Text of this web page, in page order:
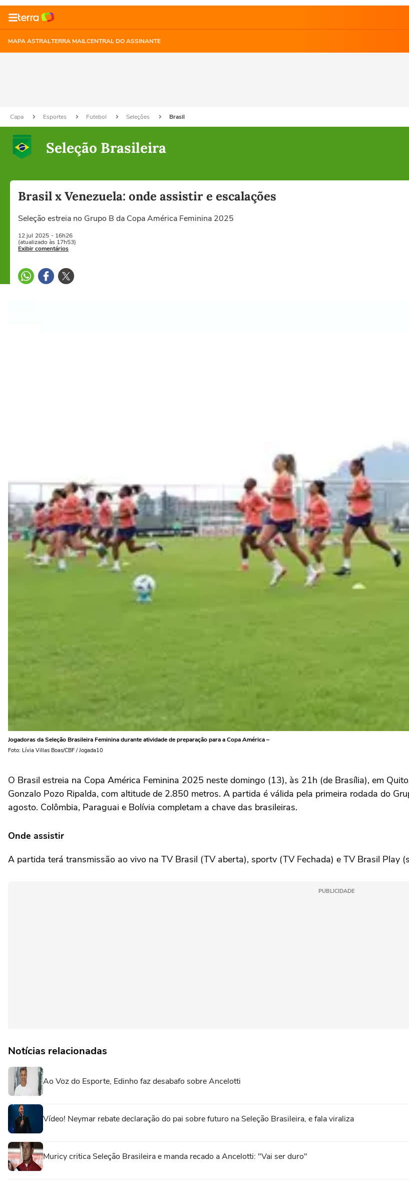
MAPA ASTRALTERRA MAILCENTRAL DO ASSINANTE
Capa Esportes Futebol Seleções Brasil
Seleção Brasileira
Brasil x Venezuela: onde assistir e escalações
Seleção estreia no Grupo B da Copa América Feminina 2025
12 jul 2025 - 16h26
(atualizado às 17h53)
Exibir comentários
Jogadoras da Seleção Brasileira Feminina durante atividade de preparação para a Copa América –
Foto: Lívia Villas Boas/CBF / Jogada10
O Brasil estreia na Copa América Feminina 2025 neste domingo (13), às 21h (de Brasília), em
Gonzalo Pozo Ripalda, com altitude de 2.850 metros. A partida é válida pela primeira rodada do
agosto. Colômbia, Paraguai e Bolívia completam a chave das brasileiras.
Onde assistir
A partida terá transmissão ao vivo na TV Brasil (TV aberta), sportv (TV Fechada) e TV Brasil Play
PUBLICIDADE
Notícias relacionadas
Ao Voz do Esporte, Edinho faz desabafo sobre Ancelotti
Vídeo! Neymar rebate declaração do pai sobre futuro na Seleção Brasileira, e fala viraliza
Muricy critica Seleção Brasileira e manda recado a Ancelotti: "Vai ser duro"